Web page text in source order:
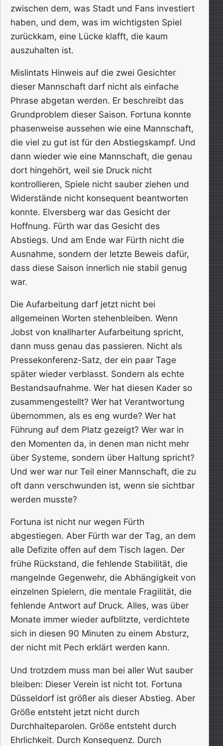
zwischen dem, was Stadt und Fans investiert
haben, und dem, was im wichtigsten Spiel
zurückkam, eine Lücke klafft, die kaum
auszuhalten ist.
Mislintats Hinweis auf die zwei Gesichter
dieser Mannschaft darf nicht als einfache
Phrase abgetan werden. Er beschreibt das
Grundproblem dieser Saison. Fortuna konnte
phasenweise aussehen wie eine Mannschaft,
die viel zu gut ist für den Abstiegskampf. Und
dann wieder wie eine Mannschaft, die genau
dort hingehört, weil sie Druck nicht
kontrollieren, Spiele nicht sauber ziehen und
Widerstände nicht konsequent beantworten
konnte. Elversberg war das Gesicht der
Hoffnung. Fürth war das Gesicht des
Abstiegs. Und am Ende war Fürth nicht die
Ausnahme, sondern der letzte Beweis dafür,
dass diese Saison innerlich nie stabil genug
war.
Die Aufarbeitung darf jetzt nicht bei
allgemeinen Worten stehenbleiben. Wenn
Jobst von knallharter Aufarbeitung spricht,
dann muss genau das passieren. Nicht als
Pressekonferenz-Satz, der ein paar Tage
später wieder verblasst. Sondern als echte
Bestandsaufnahme. Wer hat diesen Kader so
zusammengestellt? Wer hat Verantwortung
übernommen, als es eng wurde? Wer hat
Führung auf dem Platz gezeigt? Wer war in
den Momenten da, in denen man nicht mehr
über Systeme, sondern über Haltung spricht?
Und wer war nur Teil einer Mannschaft, die zu
oft dann verschwunden ist, wenn sie sichtbar
werden musste?
Fortuna ist nicht nur wegen Fürth
abgestiegen. Aber Fürth war der Tag, an dem
alle Defizite offen auf dem Tisch lagen. Der
frühe Rückstand, die fehlende Stabilität, die
mangelnde Gegenwehr, die Abhängigkeit von
einzelnen Spielern, die mentale Fragilität, die
fehlende Antwort auf Druck. Alles, was über
Monate immer wieder aufblitzte, verdichtete
sich in diesen 90 Minuten zu einem Absturz,
der nicht mit Pech erklärt werden kann.
Und trotzdem muss man bei aller Wut sauber
bleiben: Dieser Verein ist nicht tot. Fortuna
Düsseldorf ist größer als dieser Abstieg. Aber
Größe entsteht jetzt nicht durch
Durchhalteparolen. Größe entsteht durch
Ehrlichkeit. Durch Konsequenz. Durch